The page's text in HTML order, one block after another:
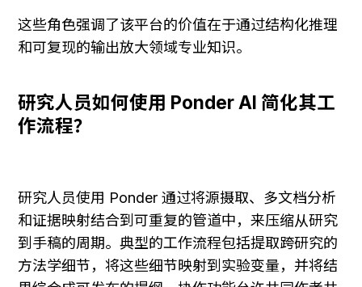
这些角色强调了该平台的价值在于通过结构化推理
和可复现的输出放大领域专业知识。
研究人员如何使用 Ponder AI 简化其工
作流程？
研究人员使用 Ponder 通过将源摄取、多文档分析
和证据映射结合到可重复的管道中，来压缩从研究
到手稿的周期。典型的工作流程包括提取跨研究的
方法学细节，将这些细节映射到实验变量，并将结